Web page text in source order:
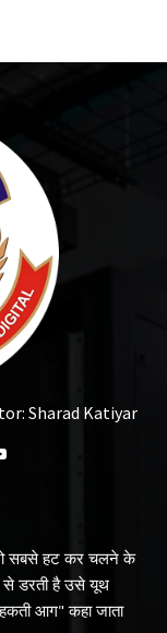
Sharad Katiyar
जो सबसे हट कर चलने के
से डरती है उसे यूथ
आग" कहा जाता